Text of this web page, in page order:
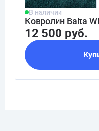
В наличии
Ковролин Balta
12 500 руб.